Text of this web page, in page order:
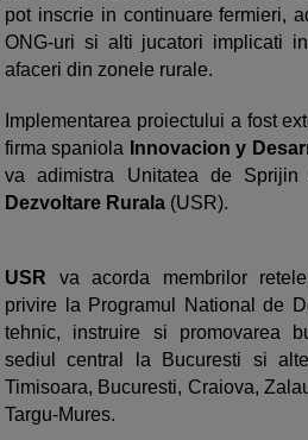
pot inscrie in continuare fermieri,
ONG-uri si alti jucatori implicati
afaceri din zonele rurale.
Implementarea proiectului a fost
firma spaniola Innovacion y
va adimistra Unitatea de
Dezvoltare Rurala (USR).
USR va acorda membrilor
privire la Programul National de
tehnic, instruire si promovarea
sediul central la Bucuresti si
Timisoara, Bucuresti, Craiova,
Targu-Mures.